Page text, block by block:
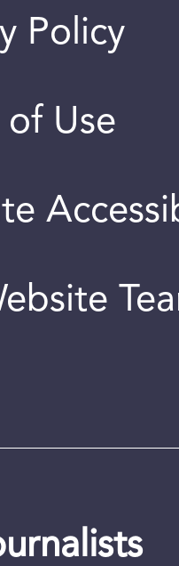
Policy
of Use